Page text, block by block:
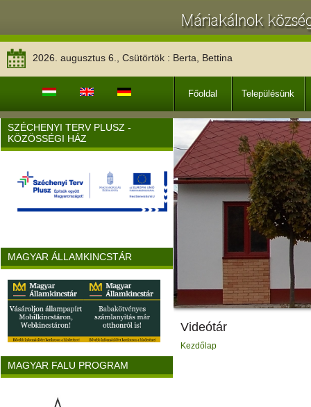
2026. augusztus 6., Csütörtök : Berta, Bettina
Főoldal Településünk
SZÉCHENYI TERV PLUSZ -
KÖZÖSSÉGI HÁZ
MAGYAR ÁLLAMKINCSTÁR
MAGYAR FALU PROGRAM
Videótár
Kezdőlap